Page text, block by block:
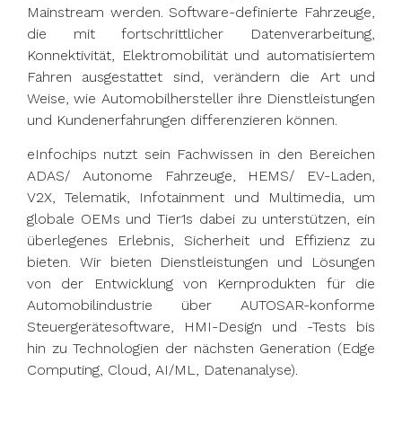
Mainstream werden. Software-definierte Fahrzeuge,
die mit fortschrittlicher Datenverarbeitung,
Konnektivität, Elektromobilität und automatisiertem
Fahren ausgestattet sind, verändern die Art und
Weise, wie Automobilhersteller ihre Dienstleistungen
und Kundenerfahrungen differenzieren können.
eInfochips nutzt sein Fachwissen in den Bereichen
ADAS/ Autonome Fahrzeuge, HEMS/ EV-Laden,
V2X, Telematik, Infotainment und Multimedia, um
globale OEMs und Tier1s dabei zu unterstützen, ein
überlegenes Erlebnis, Sicherheit und Effizienz zu
bieten. Wir bieten Dienstleistungen und Lösungen
von der Entwicklung von Kernprodukten für die
Automobilindustrie über AUTOSAR-konforme
Steuergerätesoftware, HMI-Design und -Tests bis
hin zu Technologien der nächsten Generation (Edge
Computing, Cloud, AI/ML, Datenanalyse).